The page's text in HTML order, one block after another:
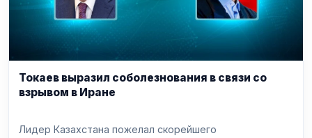
Токаев выразил соболезнования в связи со
взрывом в Иране
Лидер Казахстана пожелал скорейшего